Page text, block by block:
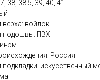
38, 38.5, 39, 40, 41
верха: войлок
подошвы: ПВХ
Россия
подкладки: искусственный